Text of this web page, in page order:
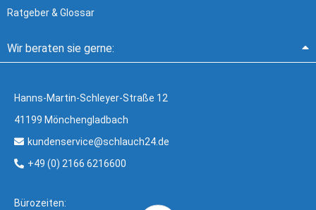
Ratgeber & Glossar
Wir beraten sie gerne:
Hanns-Martin-Schleyer-Straße 12
41199 Mönchengladbach
kundenservice@schlauch24.de
+49 (0) 2166 6216600
Bürozeiten: